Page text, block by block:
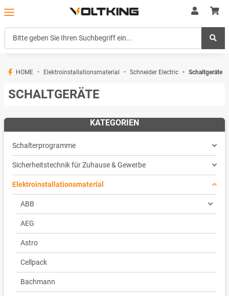
HOME Elektroinstallationsmaterial Schneider Electric Schaltgeräte
SCHALTGERÄTE
KATEGORIEN
Schalterprogramme
Sicherheitstechnik für Zuhause & Gewerbe
Elektroinstallationsmaterial
ABB
AEG
Astro
Cellpack
Bachmann